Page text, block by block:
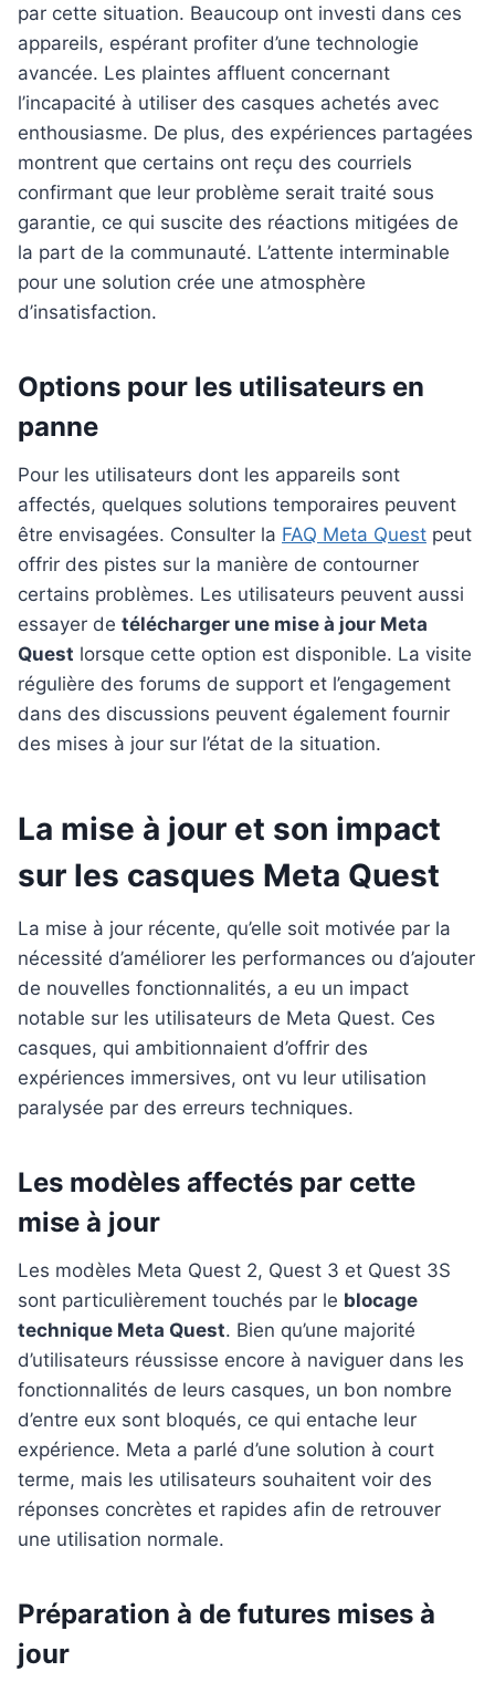
par cette situation. Beaucoup ont investi dans ces
appareils, espérant profiter d’une technologie
avancée. Les plaintes affluent concernant
l’incapacité à utiliser des casques achetés avec
enthousiasme. De plus, des expériences partagées
montrent que certains ont reçu des courriels
confirmant que leur problème serait traité sous
garantie, ce qui suscite des réactions mitigées de
la part de la communauté. L’attente interminable
pour une solution crée une atmosphère
d’insatisfaction.
Options pour les utilisateurs en
panne
Pour les utilisateurs dont les appareils sont
affectés, quelques solutions temporaires peuvent
être envisagées. Consulter la FAQ Meta Quest peut
offrir des pistes sur la manière de contourner
certains problèmes. Les utilisateurs peuvent aussi
essayer de télécharger une mise à jour Meta
Quest lorsque cette option est disponible. La visite
régulière des forums de support et l’engagement
dans des discussions peuvent également fournir
des mises à jour sur l’état de la situation.
La mise à jour et son impact
sur les casques Meta Quest
La mise à jour récente, qu’elle soit motivée par la
nécessité d’améliorer les performances ou d’ajouter
de nouvelles fonctionnalités, a eu un impact
notable sur les utilisateurs de Meta Quest. Ces
casques, qui ambitionnaient d’offrir des
expériences immersives, ont vu leur utilisation
paralysée par des erreurs techniques.
Les modèles affectés par cette
mise à jour
Les modèles Meta Quest 2, Quest 3 et Quest 3S
sont particulièrement touchés par le blocage
technique Meta Quest. Bien qu’une majorité
d’utilisateurs réussisse encore à naviguer dans les
fonctionnalités de leurs casques, un bon nombre
d’entre eux sont bloqués, ce qui entache leur
expérience. Meta a parlé d’une solution à court
terme, mais les utilisateurs souhaitent voir des
réponses concrètes et rapides afin de retrouver
une utilisation normale.
Préparation à de futures mises à
jour